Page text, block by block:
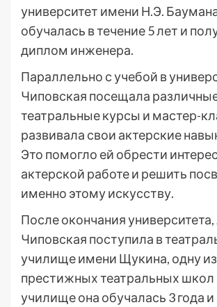
университет имени Н.Э.
обучалась в течение 5 лет и
диплом инженера.
Параллельно с учебой в
Чиповская посещала
театральные курсы и мастер-
развивала свои актерские
Это помогло ей обрести
актерской работе и решить
именно этому искусству.
После окончания университета,
Чиповская поступила в
училище имени Щукина, одну
престижных театральных школ
училище она обучалась 3 года и